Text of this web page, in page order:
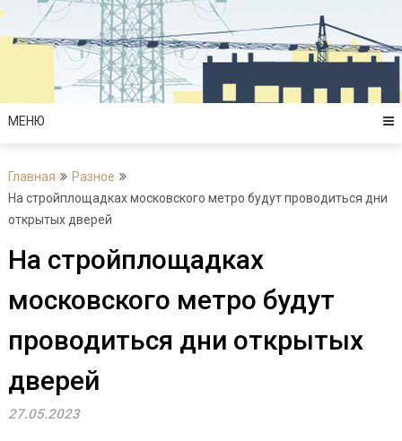
Перейти
содержимому
МЕНЮ
Главная
Разное
На стройплощадках московского метро будут проводиться дни
открытых дверей
На стройплощадках
московского метро будут
проводиться дни открытых
дверей
27.05.2023